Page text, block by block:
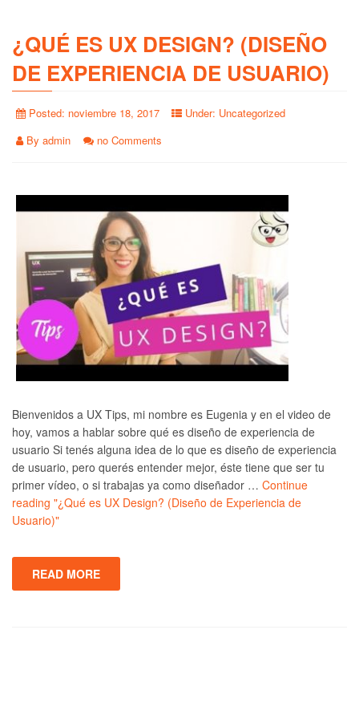
¿QUÉ ES UX DESIGN? (DISEÑO
DE EXPERIENCIA DE USUARIO)
Posted: noviembre 18, 2017 Under: Uncategorized
By admin no Comments
Bienvenidos a UX Tips, mi nombre es Eugenia y en el video de
hoy, vamos a hablar sobre qué es diseño de experiencia de
usuario Si tenés alguna idea de lo que es diseño de experiencia
de usuario, pero querés entender mejor, éste tiene que ser tu
primer vídeo, o si trabajas ya como diseñador … Continue
reading "¿Qué es UX Design? (Diseño de Experiencia de
Usuario)"
READ MORE